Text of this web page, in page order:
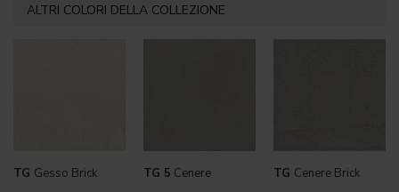
ALTRI COLORI DELLA COLLEZIONE
TG Gesso Brick TG 5 Cenere TG Cenere Brick